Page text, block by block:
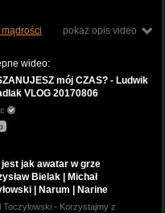
pokaż opis video
mądrości
wideo:
mój CZAS? - Ludwik
VLOG 20170806
jest jak awatar w grze
Bielak | Michał
| Narum | Narine
Toczyłowski - Korzystajmy z